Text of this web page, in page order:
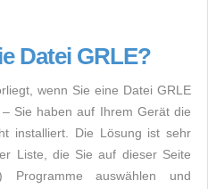
Datei GRLE?
wenn Sie eine Datei GRLE
Sie haben auf Ihrem Gerät die
installiert. Die Lösung ist sehr
Liste, die Sie auf dieser Seite
auswählen und